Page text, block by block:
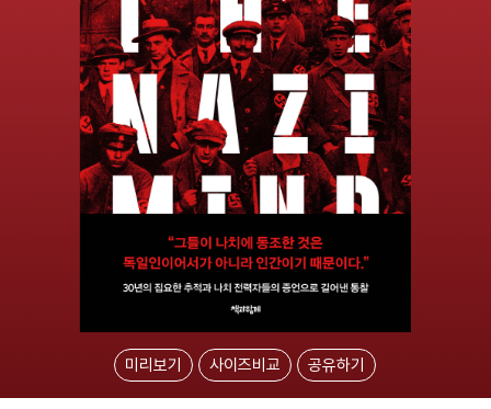
미리보기 사이즈비교 공유하기